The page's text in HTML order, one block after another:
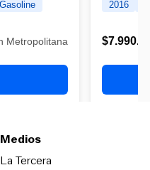
Medios
La TerceraOpens in new